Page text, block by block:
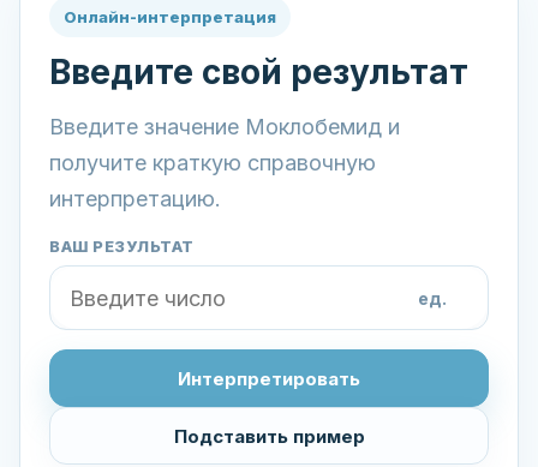
Онлайн-интерпретация
Введите свой результат
Введите значение Моклобемид и
получите краткую справочную
интерпретацию.
ВАШ РЕЗУЛЬТАТ
ед.
Интерпретировать
Подставить пример